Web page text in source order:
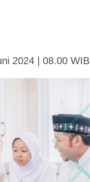
2024 | 08.00 WIB